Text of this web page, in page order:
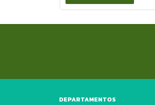
DEPARTAMENTOS